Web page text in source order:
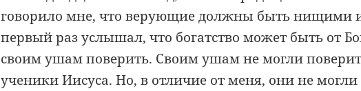
говорило мне, что верующие должны быть нищими
первый раз услышал, что богатство может быть от
своим ушам поверить. Своим ушам не могли
ученики Иисуса. Но, в отличие от меня, они не могли